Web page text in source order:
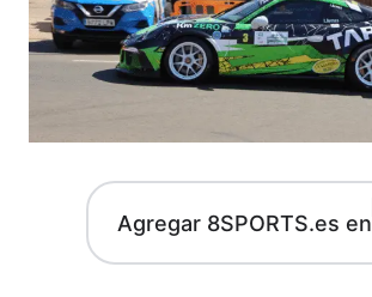
Agregar 8SPORTS.es en